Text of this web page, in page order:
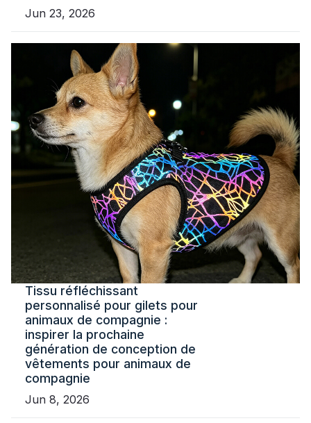
Jun 23, 2026
Tissu réfléchissant
personnalisé pour gilets pour
animaux de compagnie :
inspirer la prochaine
génération de conception de
vêtements pour animaux de
compagnie
Jun 8, 2026